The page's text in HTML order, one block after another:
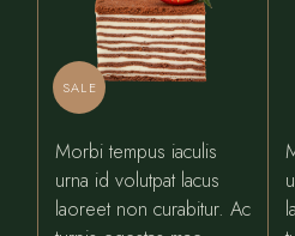
SALE
Morbi tempus iaculis
urna id volutpat lacus
laoreet non curabitur. Ac